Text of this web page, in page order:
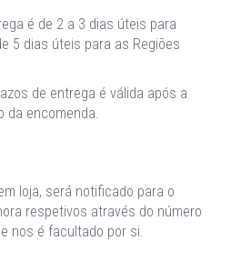
é de 2 a 3 dias úteis para
5 dias úteis para as Regiões
de entrega é válida após a
da encomenda.
loja, será notificado para o
respetivos através do número
nos é facultado por si.